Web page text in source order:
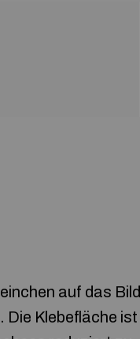
auf das Bild
Die Klebefläche ist